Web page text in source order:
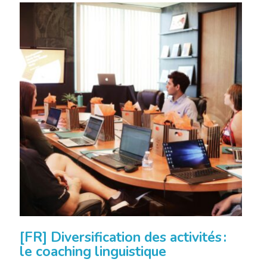
[FR] Diversification des activités :
le coaching linguistique